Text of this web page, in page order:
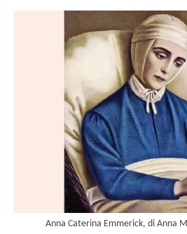
Anna Caterina Emmerick, di Anna